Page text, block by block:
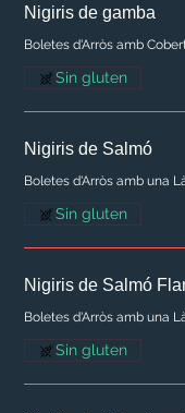
Nigiris de gamba
Boletes d'Arròs amb
Sin gluten
Nigiris de Salmó
Boletes d'Arròs amb una
Sin gluten
Nigiris de Salmó
Boletes d'Arròs amb una
Sin gluten